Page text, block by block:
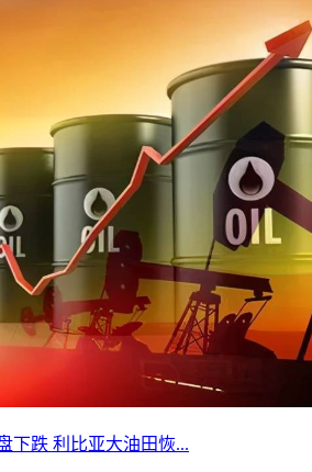
下跌 利比亚大油田恢...